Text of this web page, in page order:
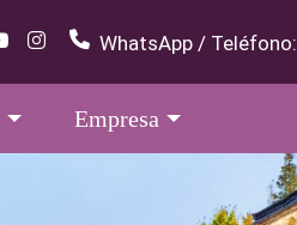
WhatsApp / Teléfono:
Empresa